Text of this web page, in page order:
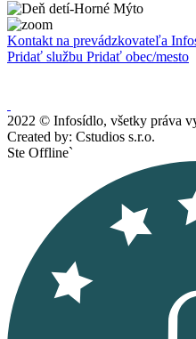
Kontakt na prevádzkovateľa
Pridať službu Pridať obec/mesto
2022 © Infosídlo, všetky práva
Created by: Cstudios s.r.o.
Ste Offline`